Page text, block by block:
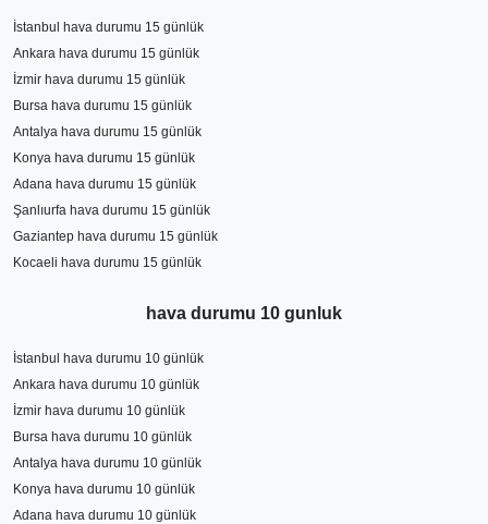
İstanbul hava durumu 15 günlük
Ankara hava durumu 15 günlük
İzmir hava durumu 15 günlük
Bursa hava durumu 15 günlük
Antalya hava durumu 15 günlük
Konya hava durumu 15 günlük
Adana hava durumu 15 günlük
Şanlıurfa hava durumu 15 günlük
Gaziantep hava durumu 15 günlük
Kocaeli hava durumu 15 günlük
hava durumu 10 gunluk
İstanbul hava durumu 10 günlük
Ankara hava durumu 10 günlük
İzmir hava durumu 10 günlük
Bursa hava durumu 10 günlük
Antalya hava durumu 10 günlük
Konya hava durumu 10 günlük
Adana hava durumu 10 günlük